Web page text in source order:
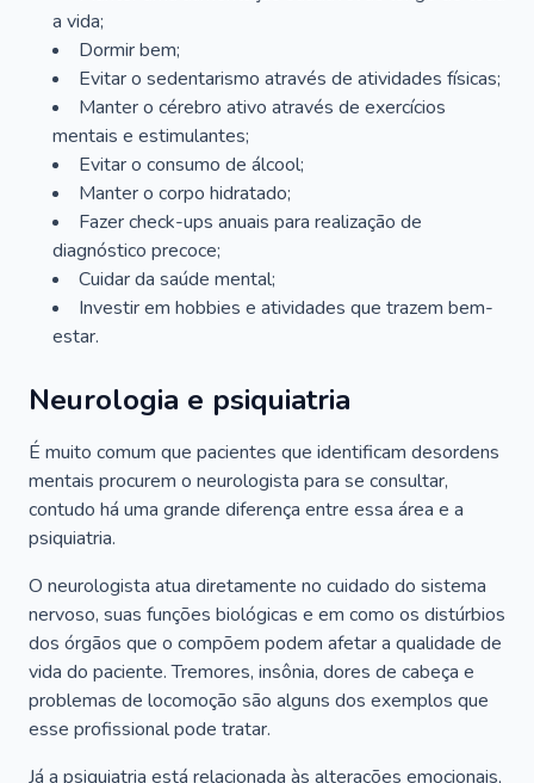
a vida;
Dormir bem;
Evitar o sedentarismo através de atividades físicas;
Manter o cérebro ativo através de exercícios
mentais e estimulantes;
Evitar o consumo de álcool;
Manter o corpo hidratado;
Fazer check-ups anuais para realização de
diagnóstico precoce;
Cuidar da saúde mental;
Investir em hobbies e atividades que trazem bem-
estar.
Neurologia e psiquiatria
É muito comum que pacientes que identificam desordens
mentais procurem o neurologista para se consultar,
contudo há uma grande diferença entre essa área e a
psiquiatria.
O neurologista atua diretamente no cuidado do sistema
nervoso, suas funções biológicas e em como os distúrbios
dos órgãos que o compõem podem afetar a qualidade de
vida do paciente. Tremores, insônia, dores de cabeça e
problemas de locomoção são alguns dos exemplos que
esse profissional pode tratar.
Já a psiquiatria está relacionada às alterações emocionais,